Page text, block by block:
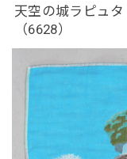
天空の城ラピュ
（6628）